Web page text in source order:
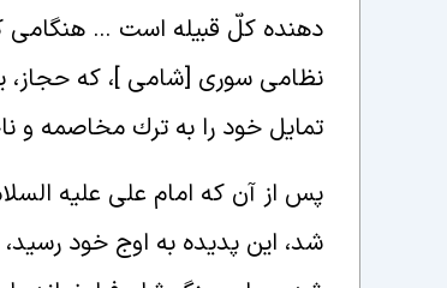
دهنده كلّ قبيله است … هنگامى
نظامى سورى [شامى ]، كه حجاز،
تمايل خود را به ترك مخاصمه و
پس از آن كه امام على عليه
شد، اين پديده به اوج خود